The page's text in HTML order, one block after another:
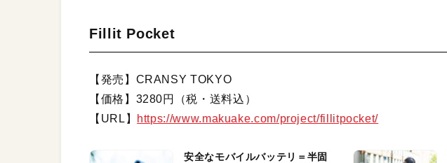
Fillit Pocket
【発売】CRANSY TOKYO
【価格】3280円（税・送料込）
【URL】
https://www.makuake.com/project/fillitpocket/
安全なモバイルバッテリ＝半固